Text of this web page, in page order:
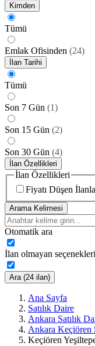
Kimden
Tümü
Emlak Ofisinden (24)
İlan Tarihi
Tümü
Son 7 Gün (1)
Son 15 Gün (2)
Son 30 Gün (4)
İlan Özellikleri
İlan Özellikleri
Fiyatı Düşen
Arama Kelimesi
Otomatik ara
İlan olmayan
Ara (24 ilan)
Ana Sayfa
Satılık Daire
Ankara Satılık
Ankara Keçiören
Keçiören